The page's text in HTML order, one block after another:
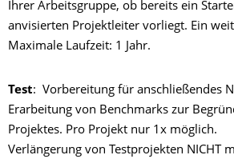
Ihrer Arbeitsgruppe, ob bereits ein
anvisierten Projektleiter vorliegt. Ein
Maximale Laufzeit: 1 Jahr.
Test: Vorbereitung für anschließendes
Erarbeitung von Benchmarks zur
Projektes. Pro Projekt nur 1x möglich.
Verlängerung von Testprojekten NICHT